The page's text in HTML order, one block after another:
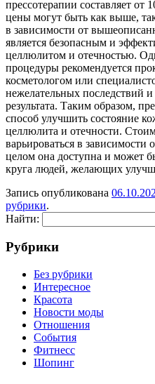
прессотерапии составляет от
цены могут быть как выше,
в зависимости от
является безопасным и
целлюлитом и отечностью.
процедуры рекомендуется
косметологом или
нежелательных последствий
результата. Таким образом,
способ улучшить состояние
целлюлита и отечности.
варьироваться в зависимости
целом она доступна и может
круга людей, желающих
Запись опубликована
рубрики.
Найти:
Рубрики
Без рубрики
Интересное
Красота
Новости моды
Отношения
События
Фитнесс
Шопинг